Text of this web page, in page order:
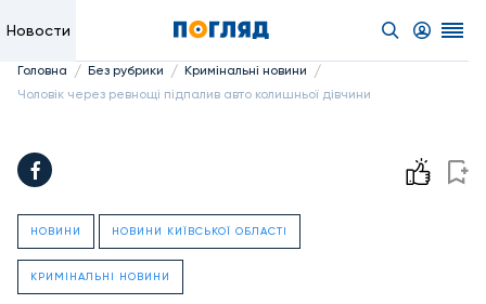
Новости
Головна / Без рубрики / Кримінальні новини /
Чоловік через ревнощі підпалив авто колишньої дівчини
НОВИНИ НОВИНИ КИЇВСЬКОЇ ОБЛАСТІ
КРИМІНАЛЬНІ НОВИНИ